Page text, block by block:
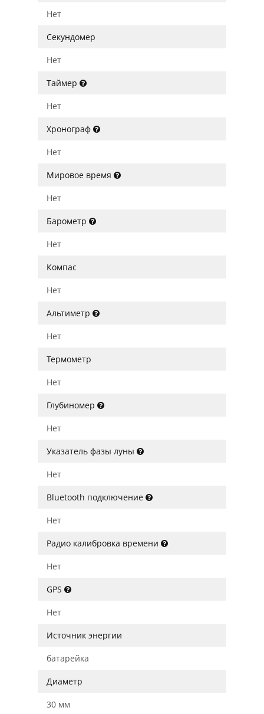
Нет
Секундомер
Нет
Таймер
Нет
Хронограф
Нет
Мировое время
Нет
Барометр
Нет
Компас
Нет
Альтиметр
Нет
Термометр
Нет
Глубиномер
Нет
Указатель фазы луны
Нет
Bluetooth подключение
Нет
Радио калибровка времени
Нет
GPS
Нет
Источник энергии
батарейка
Диаметр
30 мм